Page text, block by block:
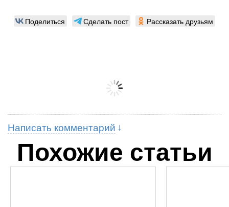
Поделиться Сделать пост Рассказать друзьям
Написать комментарий
Похожие статьи